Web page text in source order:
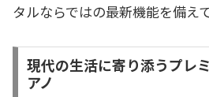
タルならではの最新機能を備えて
現代の生活に寄り添うプレ
アノ